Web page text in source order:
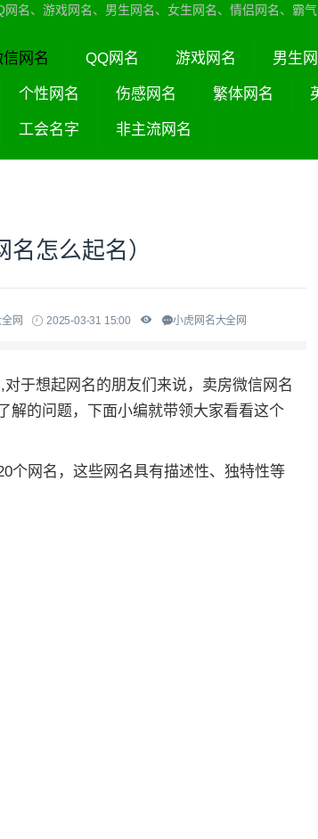
名、游戏网名、男生网名、女生网名、情侣网名、霸
信网名 QQ网名 游戏网名 男生
个性网名 伤感网名 繁体网名
工会名字 非主流网名
怎么起名）
网 2025-03-31 15:00 小虎网名大全网
,对于想起网名的朋友们来说，卖房微信网名
解的问题，下面小编就带领大家看看这个
个网名，这些网名具有描述性、独特性等